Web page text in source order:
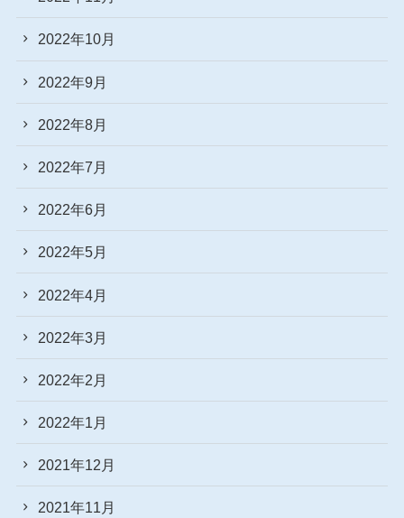
2022年10月
2022年9月
2022年8月
2022年7月
2022年6月
2022年5月
2022年4月
2022年3月
2022年2月
2022年1月
2021年12月
2021年11月